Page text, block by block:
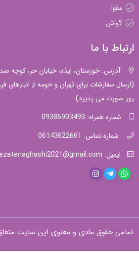
مقوا
گواش
ارتباط با ما
آدرس: خوزستان، ایذه، خیابان حر، کوچه
(ارسال سفارشات برای تهران و حومه از انبارهای
روز صورت می پذیرد)
شماره همراه: 09386903493
شماره تماس: 06143622661
ایمیل: lezatenaghashi2021@gmail.com
تمامی حقوق مادی و معنوی این سایت